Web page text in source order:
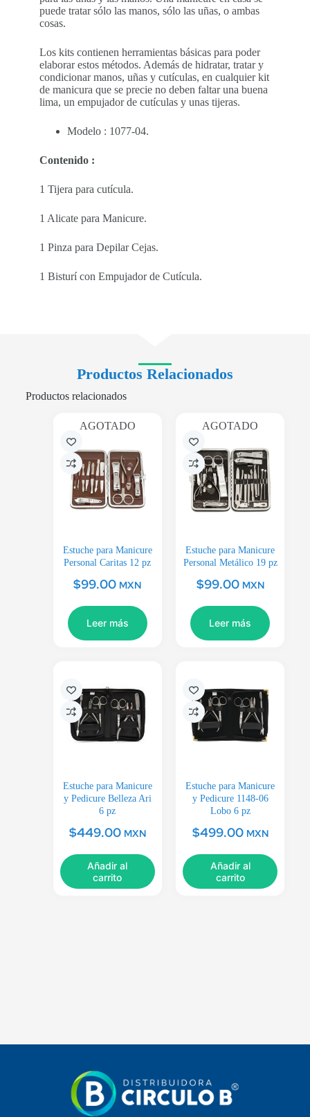
puede tratar sólo las manos, sólo las uñas, o ambas
cosas.
Los kits contienen herramientas básicas para poder
elaborar estos métodos. Además de hidratar, tratar y
condicionar manos, uñas y cutículas, en cualquier kit
de manicura que se precie no deben faltar una buena
lima, un empujador de cutículas y unas tijeras.
Modelo : 1077-04.
Contenido :
1 Tijera para cutícula.
1 Alicate para Manicure.
1 Pinza para Depilar Cejas.
1 Bisturí con Empujador de Cutícula.
Productos Relacionados
Productos relacionados
AGOTADO
Estuche para Manicure
Personal Caritas 12 pz
$99.00 MXN
Leer más
AGOTADO
Estuche para Manicure
Personal Metálico 19 pz
$99.00 MXN
Leer más
Estuche para Manicure
y Pedicure Belleza Ari
6 pz
$449.00 MXN
Añadir al
carrito
Estuche para Manicure
y Pedicure 1148-06
Lobo 6 pz
$499.00 MXN
Añadir al
carrito